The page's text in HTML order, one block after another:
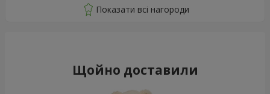
Щойно доставили